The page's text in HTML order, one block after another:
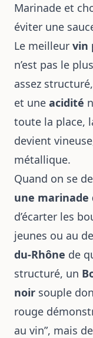
Marinade et
éviter une
Le meilleur vin
n’est pas le
assez
et une acidité
toute la place,
devient
métallique.
Quand on se
une marinade
d’écarter les
jeunes ou au
du-Rhône de
structuré, un
noir souple
rouge
au vin”, mais